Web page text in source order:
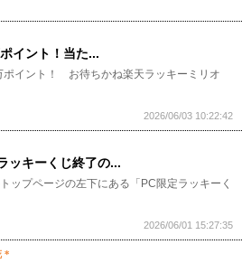
イント！当た...
イント！ お待ちかね楽天ラッキーミリオ
2026/06/03 10:22:42
ッキーくじ終了の...
ップページの左下にある「PC限定ラッキーく
2026/06/01 15:27:35